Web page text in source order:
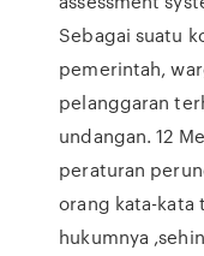
Sebagai suatu
pemerintah,
pelanggaran
undangan. 12
peraturan
orang kata-kata
hukumnya